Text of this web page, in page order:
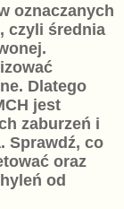
oznaczanych
czyli średnia
Dlatego
jest
zaburzeń i
Sprawdź, co
oraz
od